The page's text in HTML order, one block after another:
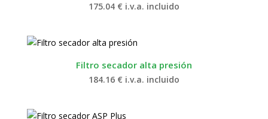
175.04 € i.v.a. incluido
Filtro secador alta presión
184.16 € i.v.a. incluido